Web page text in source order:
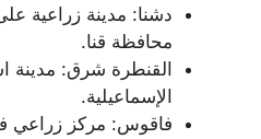
دشنا: مدينة زراعية
محافظة قنا.
القنطرة شرق: مدينة
الإسماعيلية.
فاقوس: مركز زراعي